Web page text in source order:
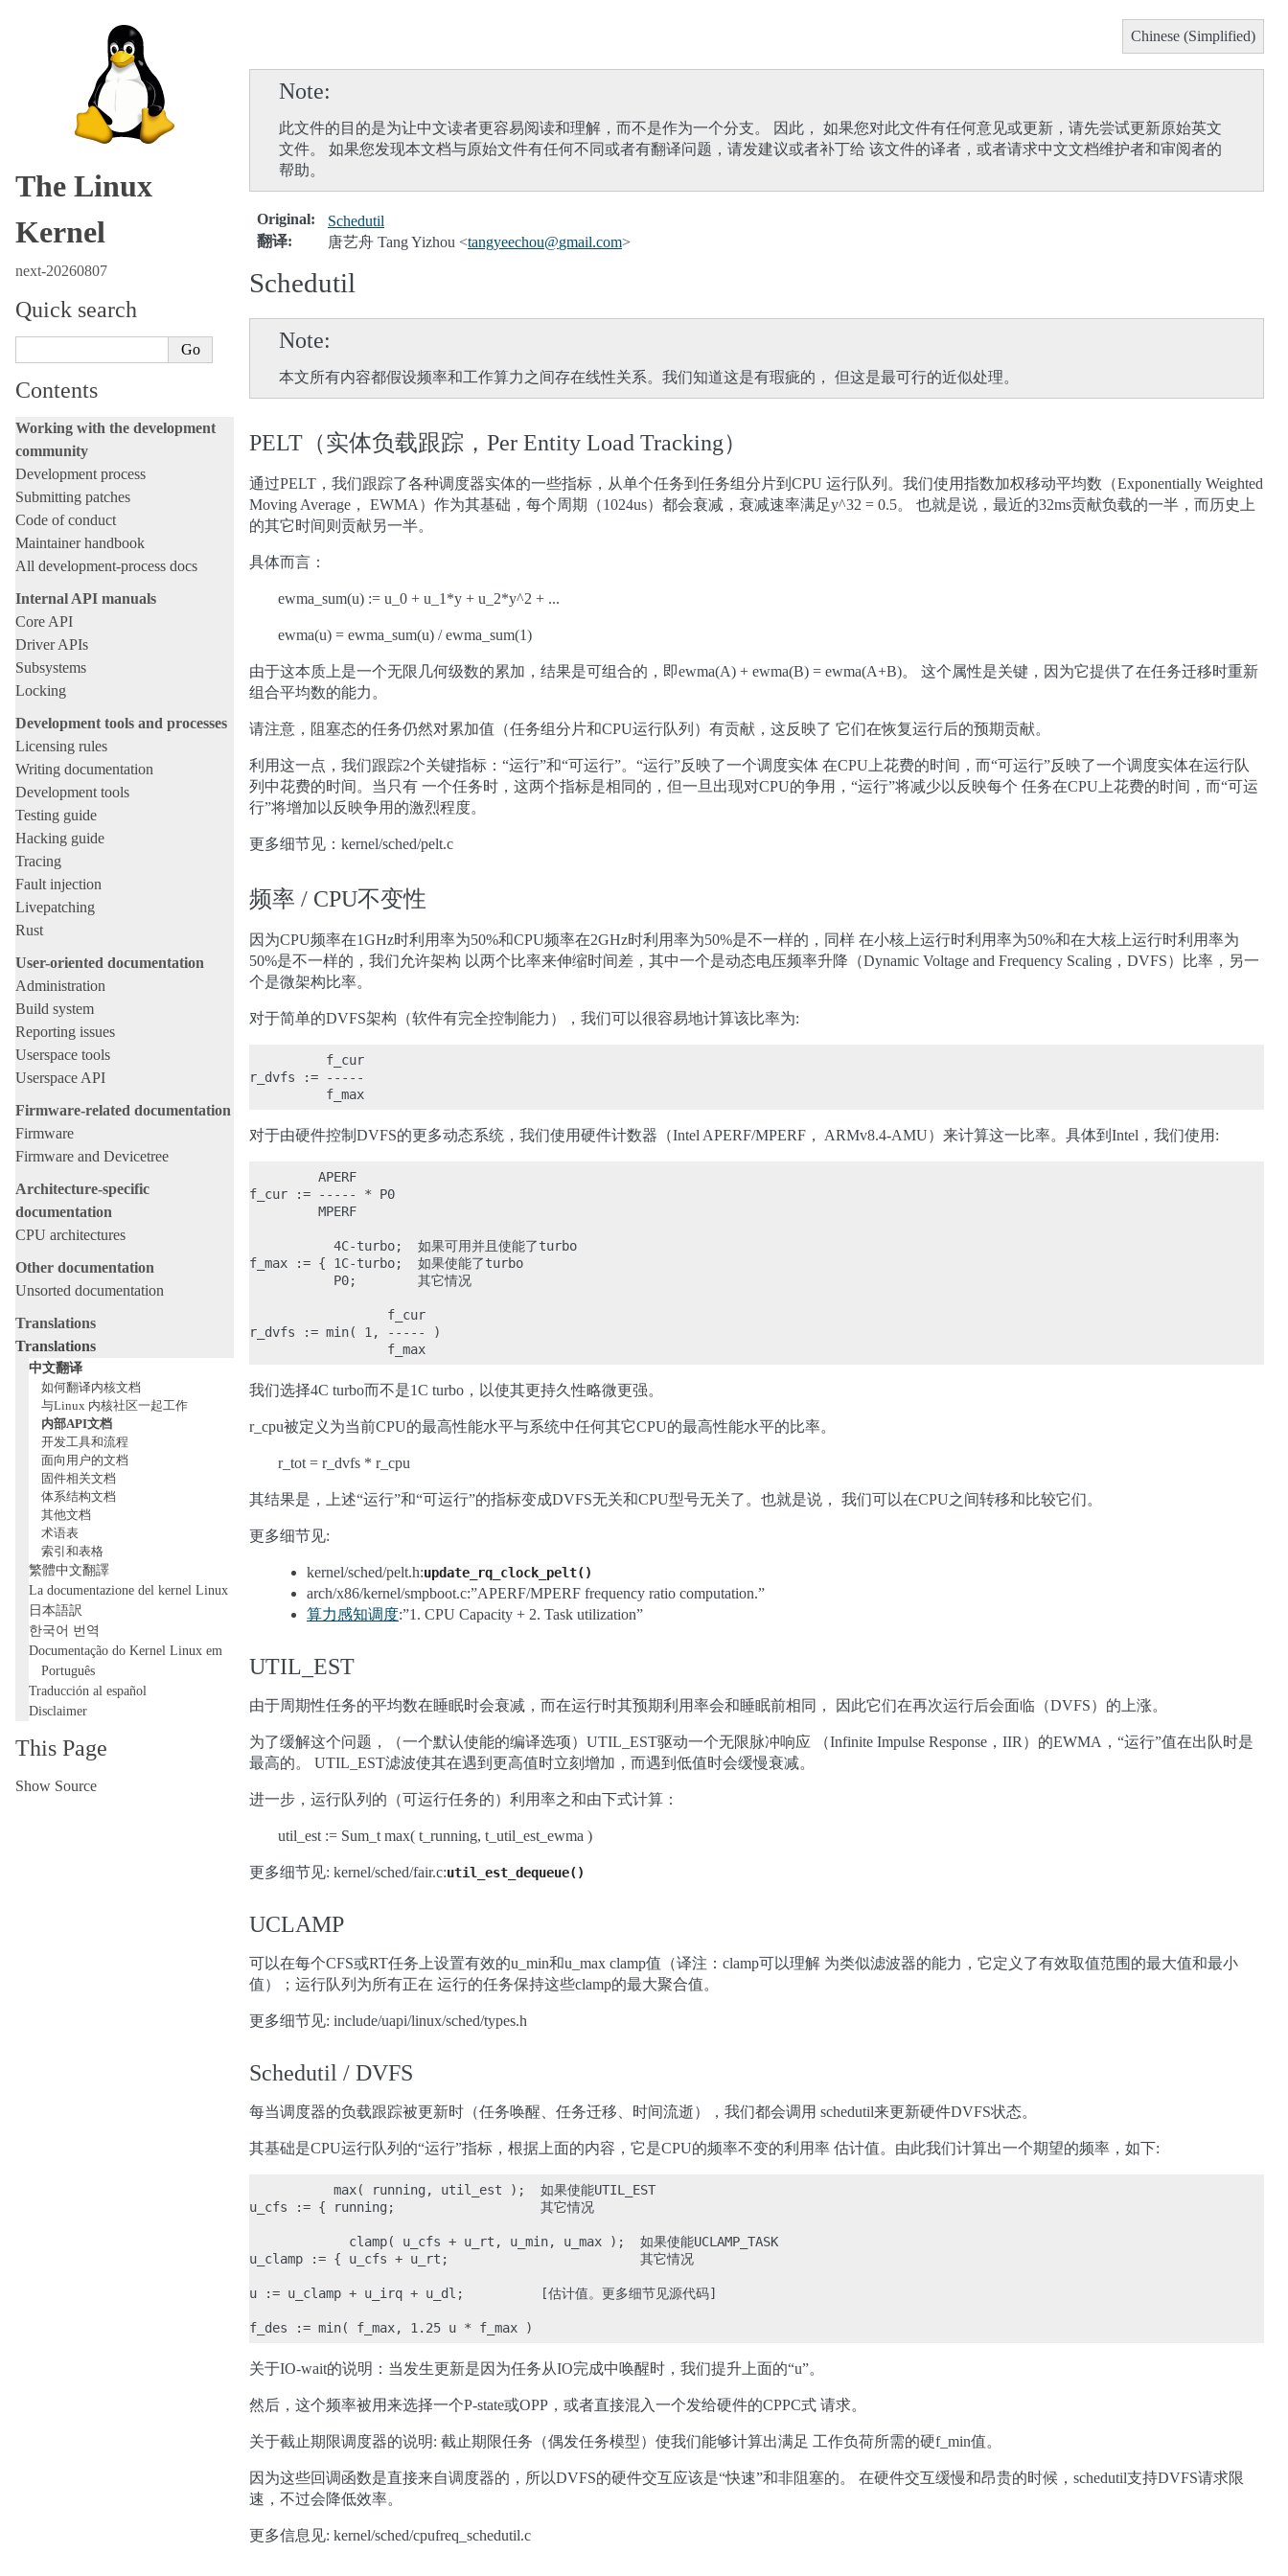
The Linux
Kernel
next-20260807
Quick search
Contents
Working with the development
community
Development process
Submitting patches
Code of conduct
Maintainer handbook
All development-process docs
Internal API manuals
Core API
Driver APIs
Subsystems
Locking
Development tools and processes
Licensing rules
Writing documentation
Development tools
Testing guide
Hacking guide
Tracing
Fault injection
Livepatching
Rust
User-oriented documentation
Administration
Build system
Reporting issues
Userspace tools
Userspace API
Firmware-related documentation
Firmware
Firmware and Devicetree
Architecture-specific
documentation
CPU architectures
Other documentation
Unsorted documentation
Translations
Translations
中文翻译
如何翻译内核文档
与Linux 内核社区一起工作
内部API文档
开发工具和流程
面向用户的文档
固件相关文档
体系结构文档
其他文档
术语表
索引和表格
繁體中文翻譯
La documentazione del kernel Linux
日本語訳
한국어 번역
Documentação do Kernel Linux em
Português
Traducción al español
Disclaimer
This Page
Show Source
Chinese (Simplified)
Note
此文件的目的是为让中文读者更容易阅读和理解，而不是作为一个分支。 因此， 如果您对此文件有任何意见或更新，请先尝试更新原始英文
文件。 如果您发现本文档与原始文件有任何不同或者有翻译问题，请发建议或者补丁给 该文件的译者，或者请求中文文档维护者和审阅者的
帮助。
Original:
Schedutil
翻译: 唐艺舟 Tang Yizhou <tangyeechou@gmail.com>
Schedutil
Note
本文所有内容都假设频率和工作算力之间存在线性关系。我们知道这是有瑕疵的， 但这是最可行的近似处理。
PELT（实体负载跟踪，Per Entity Load Tracking）
通过PELT，我们跟踪了各种调度器实体的一些指标，从单个任务到任务组分片到CPU 运行队列。我们使用指数加权移动平均数（Exponentially Weighted
Moving Average， EWMA）作为其基础，每个周期（1024us）都会衰减，衰减速率满足y^32 = 0.5。 也就是说，最近的32ms贡献负载的一半，而历史上
的其它时间则贡献另一半。
具体而言：
ewma_sum(u) := u_0 + u_1*y + u_2*y^2 + ...
ewma(u) = ewma_sum(u) / ewma_sum(1)
由于这本质上是一个无限几何级数的累加，结果是可组合的，即ewma(A) + ewma(B) = ewma(A+B)。 这个属性是关键，因为它提供了在任务迁移时重新
组合平均数的能力。
请注意，阻塞态的任务仍然对累加值（任务组分片和CPU运行队列）有贡献，这反映了 它们在恢复运行后的预期贡献。
利用这一点，我们跟踪2个关键指标：“运行”和“可运行”。“运行”反映了一个调度实体 在CPU上花费的时间，而“可运行”反映了一个调度实体在运行队
列中花费的时间。当只有 一个任务时，这两个指标是相同的，但一旦出现对CPU的争用，“运行”将减少以反映每个 任务在CPU上花费的时间，而“可运
行”将增加以反映争用的激烈程度。
更多细节见：kernel/sched/pelt.c
频率 / CPU不变性
因为CPU频率在1GHz时利用率为50%和CPU频率在2GHz时利用率为50%是不一样的，同样 在小核上运行时利用率为50%和在大核上运行时利用率为
50%是不一样的，我们允许架构 以两个比率来伸缩时间差，其中一个是动态电压频率升降（Dynamic Voltage and Frequency Scaling，DVFS）比率，另一
个是微架构比率。
对于简单的DVFS架构（软件有完全控制能力），我们可以很容易地计算该比率为:
          f_cur
r_dvfs := -----
对于由硬件控制DVFS的更多动态系统，我们使用硬件计数器（Intel APERF/MPERF， ARMv8.4-AMU）来计算这一比率。具体到Intel，我们使用:
         APERF
f_cur := ----- * P0
         MPERF
           4C-turbo;  如果可用并且使能了turbo
f_max := { 1C-turbo;  如果使能了turbo
           P0;        其它情况
                  f_cur
r_dvfs := min( 1, ----- )
我们选择4C turbo而不是1C turbo，以使其更持久性略微更强。
r_cpu被定义为当前CPU的最高性能水平与系统中任何其它CPU的最高性能水平的比率。
r_tot = r_dvfs * r_cpu
其结果是，上述“运行”和“可运行”的指标变成DVFS无关和CPU型号无关了。也就是说， 我们可以在CPU之间转移和比较它们。
更多细节见:
kernel/sched/pelt.h:update_rq_clock_pelt()
arch/x86/kernel/smpboot.c:”APERF/MPERF frequency ratio computation.”
算力感知调度:”1. CPU Capacity + 2. Task utilization”
UTIL_EST
由于周期性任务的平均数在睡眠时会衰减，而在运行时其预期利用率会和睡眠前相同， 因此它们在再次运行后会面临（DVFS）的上涨。
为了缓解这个问题，（一个默认使能的编译选项）UTIL_EST驱动一个无限脉冲响应 （Infinite Impulse Response，IIR）的EWMA，“运行”值在出队时是
最高的。 UTIL_EST滤波使其在遇到更高值时立刻增加，而遇到低值时会缓慢衰减。
进一步，运行队列的（可运行任务的）利用率之和由下式计算：
util_est := Sum_t max( t_running, t_util_est_ewma )
更多细节见: kernel/sched/fair.c:util_est_dequeue()
UCLAMP
可以在每个CFS或RT任务上设置有效的u_min和u_max clamp值（译注：clamp可以理解 为类似滤波器的能力，它定义了有效取值范围的最大值和最小
值）；运行队列为所有正在 运行的任务保持这些clamp的最大聚合值。
更多细节见: include/uapi/linux/sched/types.h
Schedutil / DVFS
每当调度器的负载跟踪被更新时（任务唤醒、任务迁移、时间流逝），我们都会调用 schedutil来更新硬件DVFS状态。
其基础是CPU运行队列的“运行”指标，根据上面的内容，它是CPU的频率不变的利用率 估计值。由此我们计算出一个期望的频率，如下:
           max( running, util_est );  如果使能UTIL_EST
u_cfs := { running;                   其它情况
             clamp( u_cfs + u_rt, u_min, u_max );  如果使能UCLAMP_TASK
u_clamp := { u_cfs + u_rt;                         其它情况
u := u_clamp + u_irq + u_dl;          [估计值。更多细节见源代码]
关于IO-wait的说明：当发生更新是因为任务从IO完成中唤醒时，我们提升上面的“u”。
然后，这个频率被用来选择一个P-state或OPP，或者直接混入一个发给硬件的CPPC式 请求。
关于截止期限调度器的说明: 截止期限任务（偶发任务模型）使我们能够计算出满足 工作负荷所需的硬f_min值。
因为这些回调函数是直接来自调度器的，所以DVFS的硬件交互应该是“快速”和非阻塞的。 在硬件交互缓慢和昂贵的时候，schedutil支持DVFS请求限
速，不过会降低效率。
更多信息见: kernel/sched/cpufreq_schedutil.c